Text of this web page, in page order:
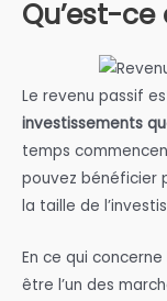
Qu’est-
Le revenu passif
investissements
temps
pouvez bénéficier
la taille de
En ce qui
être l’un des